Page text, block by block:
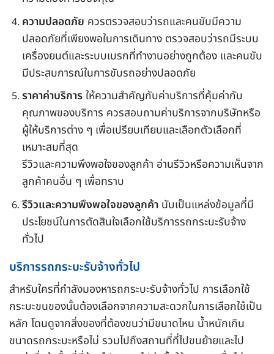
ความปลอดภัย ควรตรวจสอบว่ารถและคนขับมีความ
ปลอดภัยที่เพียงพอในการเดินทาง ตรวจสอบว่ารถมีระบบ
เครื่องยนต์และระบบเบรกที่ทำงานอย่างถูกต้อง และคนขับ
มีประสบการณ์ในการขับรถอย่างปลอดภัย
ราคาค่าบริการให้ความสำคัญกับค่าบริการที่คุ้มค่ากับ
คุณภาพของบริการ ควรสอบถามค่าบริการจากบริษัทหรือ
ผู้ให้บริการต่าง ๆ เพื่อเปรียบเทียบและเลือกตัวเลือกที่
เหมาะสมที่สุด
รีวิวและความพึงพอใจของลูกค้า อ่านรีวิวหรือความเห็นจาก
ลูกค้าคนอื่น ๆ เพื่อทราบ
รีวิวและความพึงพอใจของลูกค้า นับเป็นแหล่งข้อมูลที่มี
ประโยชน์ในการตัดสินใจเลือกใช้บริการรถกระบะรับจ้าง
ทั่วไป
บริการรถกระบะรับจ้างทั่วไป
สำหรับใครที่กำลังมองหารถกระบะรับจ้างทั่วไป การเลือกใช้
กระบะขนของนั้นต้องเลือกจากความสะดวกในการเลือกใช้เป็น
หลัก โดนดูจากสิ่งของที่ต้องขนว่ามีขนาดไหน น้ำหนักเกิน
ขนาดรถกระบะหรือไม่ รวมไปถึงสถานที่ที่ไปขนย้ายและไป